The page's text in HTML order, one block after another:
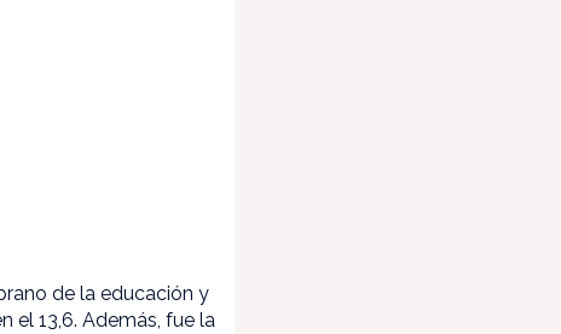
de la educación y
el 13,6. Además, fue la